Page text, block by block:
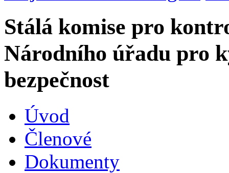
Stálá komise pro
Národního úřadu pro
bezpečnost
Úvod
Členové
Dokumenty